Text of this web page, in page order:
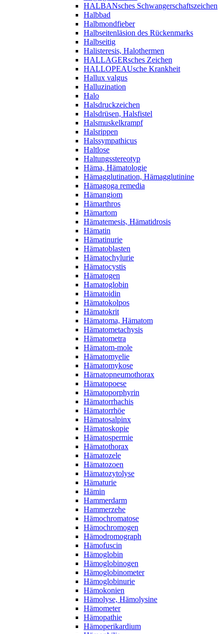
HALBANsches Schwangerschaftszeichen
Halbbad
Halbmondfieber
Halbseitenläsion des Rückenmarks
Halbseitig
Halisteresis, Halothermen
HALLAGERsches Zeichen
HALLOPEAUsche Krankheit
Hallux valgus
Halluzination
Halo
Halsdruckzeichen
Halsdrüsen, Halsfistel
Halsmuskelkrampf
Halsrippen
Halssympathicus
Haltlose
Haltungsstereotyp
Häma, Hämatologie
Hämagglutination, Hämagglutinine
Hämagoga remedia
Hämangiom
Hämarthros
Hämartom
Hämatemesis, Hämatidrosis
Hämatin
Hämatinurie
Hämatoblasten
Hämatochylurie
Hämatocystis
Hämatogen
Hamatoglobin
Hämatoidin
Hämatokolpos
Hämatokrit
Hämatoma, Hämatom
Hämatometachysis
Hämatometra
Hämatom-mole
Hämatomyelie
Hämatomykose
Härnatopneumothorax
Hämatopoese
Hämatoporphyrin
Hämatorrhachis
Hämatorrhöe
Hämatosalpinx
Hämatoskopie
Hämatospermie
Hämatothorax
Hämatozele
Hämatozoen
Hämatozytolyse
Hämaturie
Hämin
Hammerdarm
Hammerzehe
Hämochromatose
Hämochromogen
Hämodromograph
Hämofuscin
Hämoglobin
Hämoglobinogen
Hämoglobinometer
Hämoglobinurie
Hämokonien
Hämolyse, Hämolysine
Hämometer
Hämopathie
Hämoperikardium